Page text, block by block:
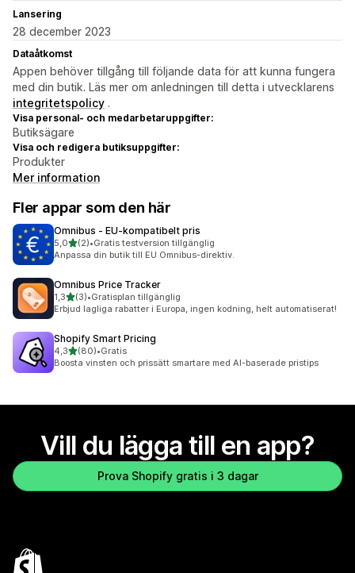
Lansering
28 december 2023
Dataåtkomst
Appen behöver tillgång till följande data för att kunna fungera
med din butik. Läs mer om anledningen till detta i utvecklarens
integritetspolicy .
Visa personal- och medarbetaruppgifter:
Butiksägare
Visa och redigera butiksuppgifter:
Produkter
Mer information
Fler appar som den här
Omnibus ‑ EU‑kompatibelt pris
5,0av 5 stjärnor
(2)
2 recensioner totalt
•Gratis testversion tillgänglig
Anpassa din butik till EU Omnibus-direktiv.
Omnibus Price Tracker
1,3av 5 stjärnor
(3)
3 recensioner totalt
•Gratisplan tillgänglig
Erbjud lagliga rabatter i Europa, ingen kodning, helt automatiserat!
Shopify Smart Pricing
4,3av 5 stjärnor
(80)
80 recensioner totalt
•Gratis
Boosta vinsten och prissätt smartare med AI-baserade pristips
Vill du lägga till en app?
Prova Shopify gratis i 3 dagar